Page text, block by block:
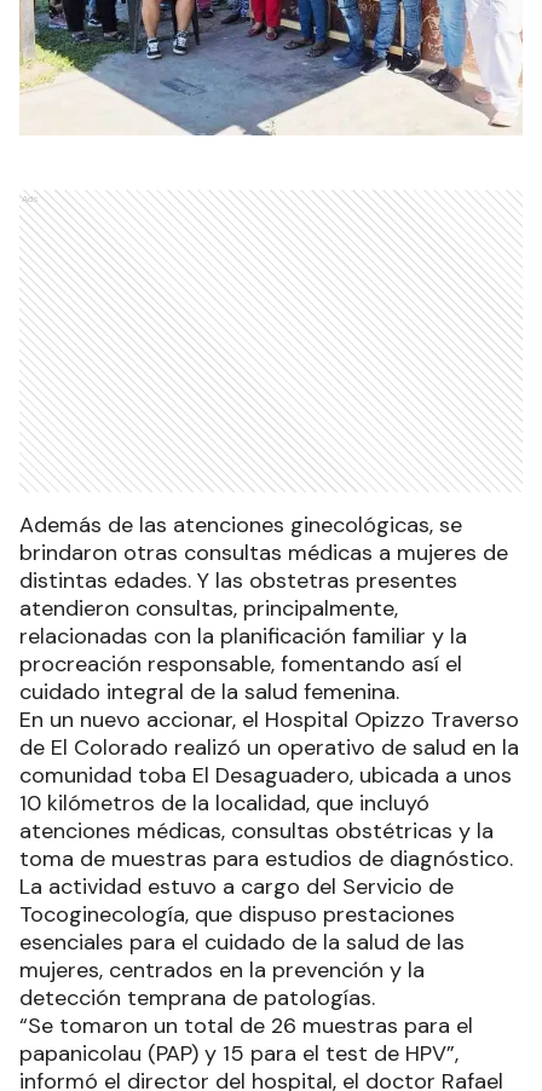
Ads
Además de las atenciones ginecológicas, se
brindaron otras consultas médicas a mujeres de
distintas edades. Y las obstetras presentes
atendieron consultas, principalmente,
relacionadas con la planificación familiar y la
procreación responsable, fomentando así el
cuidado integral de la salud femenina.
En un nuevo accionar, el Hospital Opizzo Traverso
de El Colorado realizó un operativo de salud en la
comunidad toba El Desaguadero, ubicada a unos
10 kilómetros de la localidad, que incluyó
atenciones médicas, consultas obstétricas y la
toma de muestras para estudios de diagnóstico.
La actividad estuvo a cargo del Servicio de
Tocoginecología, que dispuso prestaciones
esenciales para el cuidado de la salud de las
mujeres, centrados en la prevención y la
detección temprana de patologías.
“Se tomaron un total de 26 muestras para el
papanicolau (PAP) y 15 para el test de HPV”,
informó el director del hospital, el doctor Rafael